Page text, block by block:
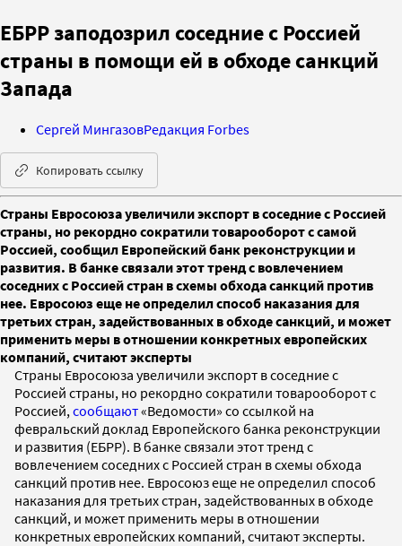
ЕБРР заподозрил соседние с Россией
страны в помощи ей в обходе санкций
Запада
Сергей МингазовРедакция Forbes
Копировать ссылку
Страны Евросоюза увеличили экспорт в соседние с Россией
страны, но рекордно сократили товарооборот с самой
Россией, сообщил Европейский банк реконструкции и
развития. В банке связали этот тренд с вовлечением
соседних с Россией стран в схемы обхода санкций против
нее. Евросоюз еще не определил способ наказания для
третьих стран, задействованных в обходе санкций, и может
применить меры в отношении конкретных европейских
компаний, считают эксперты
Страны Евросоюза увеличили экспорт в соседние с
Россией страны, но рекордно сократили товарооборот с
Россией, сообщают«Ведомости» со ссылкой на
февральский доклад Европейского банка реконструкции
и развития (ЕБРР). В банке связали этот тренд с
вовлечением соседних с Россией стран в схемы обхода
санкций против нее. Евросоюз еще не определил способ
наказания для третьих стран, задействованных в обходе
санкций, и может применить меры в отношении
конкретных европейских компаний, считают эксперты.